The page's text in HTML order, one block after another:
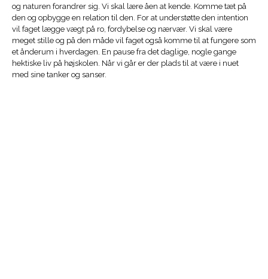
og naturen forandrer sig. Vi skal lære åen at kende. Komme tæt på
den og opbygge en relation til den. For at understøtte den intention
vil faget lægge vægt på ro, fordybelse og nærvær. Vi skal være
meget stille og på den måde vil faget også komme til at fungere som
et ånderum i hverdagen. En pause fra det daglige, nogle gange
hektiske liv på højskolen. Når vi går er der plads til at være i nuet
med sine tanker og sanser.